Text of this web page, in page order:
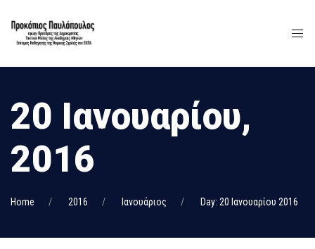
20 Ιανουαρίου,
2016
Home 2016 Ιανουάριος Day: 20 Ιανουαρίου 2016